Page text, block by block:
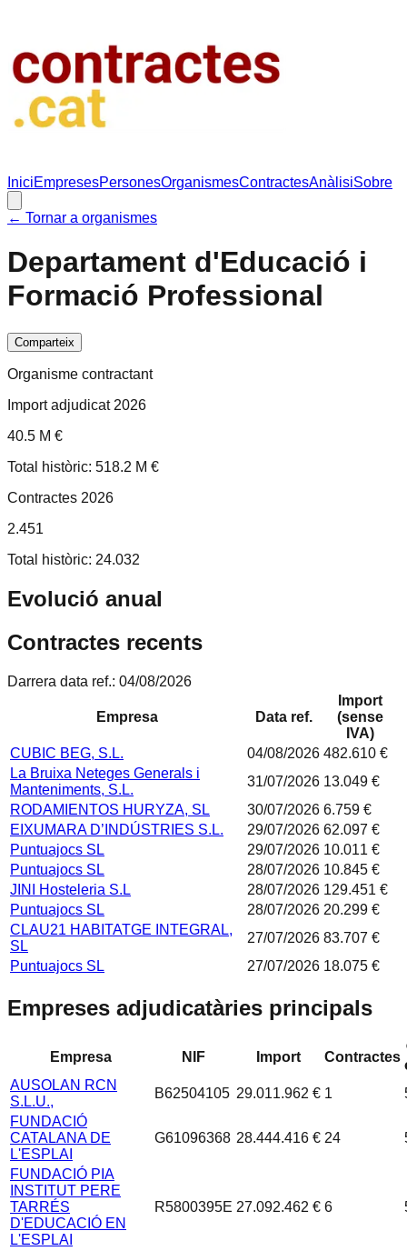
IniciEmpresesPersonesOrganismesContractesAnàlisiSobre
← Tornar a organismes
Departament d'Educació i
Formació Professional
Comparteix
Organisme contractant
Import adjudicat 2026
40.5 M €
Total històric: 518.2 M €
Contractes 2026
2.451
Total històric: 24.032
Evolució anual
Contractes recents
Darrera data ref.: 04/08/2026
Empresa Data ref.
Import
(sense
IVA)
CUBIC BEG, S.L.
04/08/2026 482.610 €
La Bruixa Neteges Generals i
Manteniments, S.L.
31/07/2026 13.049 €
RODAMIENTOS HURYZA, SL
30/07/2026 6.759 €
EIXUMARA D’INDÚSTRIES S.L.
29/07/2026 62.097 €
Puntuajocs SL
29/07/2026 10.011 €
Puntuajocs SL
28/07/2026 10.845 €
JINI Hosteleria S.L
28/07/2026 129.451 €
Puntuajocs SL
28/07/2026 20.299 €
CLAU21 HABITATGE INTEGRAL,
SL
27/07/2026 83.707 €
Puntuajocs SL
27/07/2026 18.075 €
Empreses adjudicatàries principals
Empresa NIF Import Contractes
AUSOLAN RCN
S.L.U.,
B62504105 29.011.962 € 1
FUNDACIÓ
CATALANA DE
L'ESPLAI
G61096368 28.444.416 € 24
FUNDACIÓ PIA
INSTITUT PERE
TARRÉS
D'EDUCACIÓ EN
L'ESPLAI
R5800395E 27.092.462 € 6